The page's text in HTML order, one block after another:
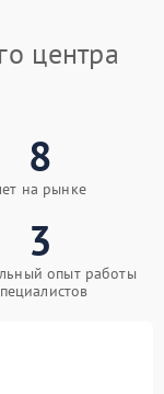
центра
8
на рынке
3
опыт работы